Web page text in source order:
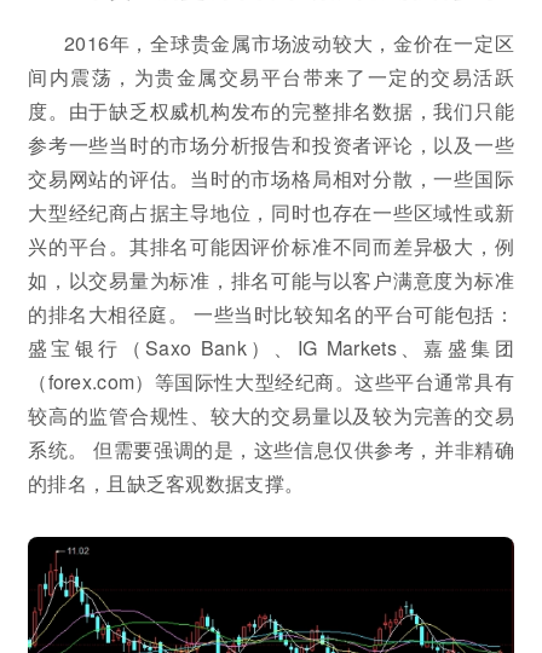
2016年，全球贵金属市场波动较大，金价在一定区
间内震荡，为贵金属交易平台带来了一定的交易活跃
度。由于缺乏权威机构发布的完整排名数据，我们只能
参考一些当时的市场分析报告和投资者评论，以及一些
交易网站的评估。当时的市场格局相对分散，一些国际
大型经纪商占据主导地位，同时也存在一些区域性或新
兴的平台。其排名可能因评价标准不同而差异极大，例
如，以交易量为标准，排名可能与以客户满意度为标准
的排名大相径庭。 一些当时比较知名的平台可能包括：
盛宝银行（Saxo Bank）、IG Markets、嘉盛集团
（forex.com）等国际性大型经纪商。这些平台通常具有
较高的监管合规性、较大的交易量以及较为完善的交易
系统。 但需要强调的是，这些信息仅供参考，并非精确
的排名，且缺乏客观数据支撑。